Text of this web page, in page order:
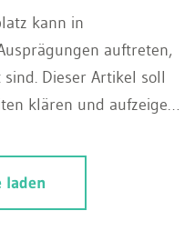
kann in
auftreten,
Dieser Artikel soll
klären und aufzeigen,
Rechtsbehelfe der
Beispielen aufgezeigt.
laden